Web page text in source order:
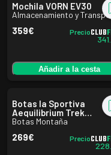
Mochila VORN EV30
Almacenamiento y
359€ PrecioCLUB
Añadir a la cesta
Botas la Sportiva
Aequilibrium Trek
Carbon/Yellow
Botas Montaña
269€ PrecioCLUB